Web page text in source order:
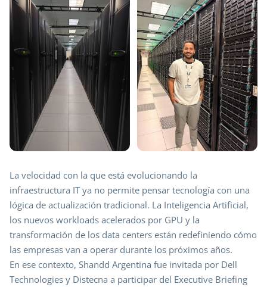
La velocidad con la que está evolucionando la
infraestructura IT ya no permite pensar tecnología con una
lógica de actualización tradicional. La Inteligencia Artificial,
los nuevos workloads acelerados por GPU y la
transformación de los data centers están redefiniendo cómo
las empresas van a operar durante los próximos años.
En ese contexto, Shandd Argentina fue invitada por Dell
Technologies y Distecna a participar del Executive Briefing